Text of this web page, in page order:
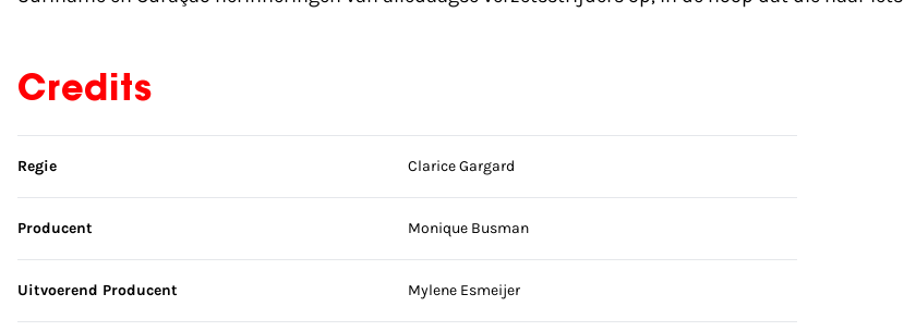
Credits
Sla credits over
Regie Clarice Gargard
Producent Monique Busman
Uitvoerend Producent Mylene Esmeijer